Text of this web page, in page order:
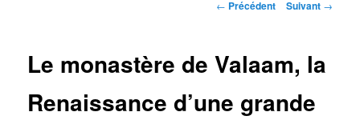
Navigation
← Précédent Suivant →
Le monastère de Valaam, la
Renaissance d’une grande